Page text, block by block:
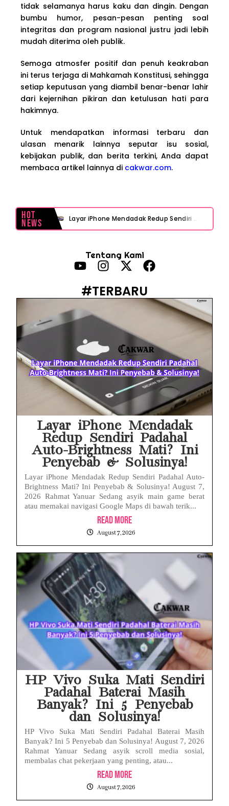
tidak selamanya harus kaku dan dingin. Dengan
bumbu humor, pesan-pesan penting soal
integritas dan program nasional justru jadi lebih
mudah diterima oleh publik.
Semoga atmosfer positif dan penuh keakraban
ini terus terjaga di Mahkamah Konstitusi, sehingga
setiap keputusan yang diambil benar-benar lahir
dari kejernihan pikiran dan ketulusan hati para
hakimnya.
Untuk mendapatkan informasi terbaru dan
ulasan menarik lainnya seputar isu sosial,
kebijakan publik, dan berita terkini, Anda dapat
membaca artikel lainnya di cakwar.com.
Hot
News Layar iPhone Mendadak Redup Sendiri Padahal Auto-Brightness Mati? Ini Penyebab & Solusinya!
Prabowo Sebut ‘Londo Ireng’, Ray Rangkuti Desak DPR Bersikap, Ini Ulasan Politiknya
MAKI Soroti Penahanan Eks Jampidsus Febrie Adriansyah Tanpa Rompi Pink
Babak Baru Kasus Febrie Adriansyah, Rencana Praperadilan Penyitaan Emas dan Uang Tunai Jadi Sorotan
Baterai Apple Watch Cepat Boros? Ini Penyebab dan Cara Mengatasinya
HP Huawei Cepat Panas? Ini Penyebab Utama dan Cara Mengatasinya
Tentang Kami
#TERBARU
Layar iPhone Mendadak
Redup Sendiri Padahal
Auto-Brightness Mati? Ini
Penyebab & Solusinya!
Layar iPhone Mendadak Redup Sendiri Padahal Auto-
Brightness Mati? Ini Penyebab & Solusinya! August 7,
2026 Rahmat Yanuar Sedang asyik main game berat
atau memakai navigasi Google Maps di bawah terik...
Read More
August 7, 2026
HP Vivo Suka Mati Sendiri
Padahal Baterai Masih
Banyak? Ini 5 Penyebab
dan Solusinya!
HP Vivo Suka Mati Sendiri Padahal Baterai Masih
Banyak? Ini 5 Penyebab dan Solusinya! August 7, 2026
Rahmat Yanuar Sedang asyik scroll media sosial,
membalas chat pekerjaan yang penting, atau...
Read More
August 7, 2026